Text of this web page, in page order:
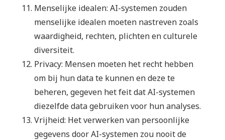
Menselijke idealen: AI-systemen zouden
menselijke idealen moeten nastreven zoals
waardigheid, rechten, plichten en culturele
diversiteit.
Privacy: Mensen moeten het recht hebben
om bij hun data te kunnen en deze te
beheren, gegeven het feit dat AI-systemen
diezelfde data gebruiken voor hun analyses.
Vrijheid: Het verwerken van persoonlijke
gegevens door AI-systemen zou nooit de